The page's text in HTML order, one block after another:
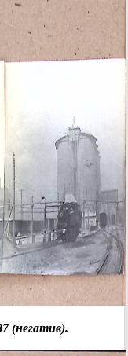
(негатив).